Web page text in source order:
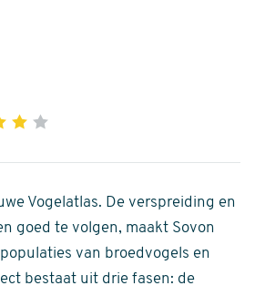
3 4
Vogelatlas. De verspreiding en
goed te volgen, maakt Sovon
van broedvogels en
bestaat uit drie fasen: de